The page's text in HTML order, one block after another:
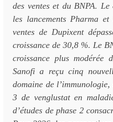
des ventes et du BNPA.
les lancements Pharma
ventes de Dupixent
croissance de 30,8 %. Le
croissance plus modérée
Sanofi a reçu cinq
domaine de
3 de venglustat en
d’études de phase 2